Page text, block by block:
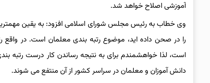
آموزشی اصلاح خواهد شد.
وی خطاب به رئیس مجلس شورای اسلامی افزود: به یقین
را در صحن داده اید، موضوع رتبه بندی معلمان است. در واقع
دانش آموزان و معلمان در سراسر کشور از آن منتفع می شوند.